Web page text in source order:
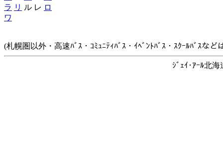
ラ リ ル レ ロ
ワ
(札幌圏以外・高速ﾊﾞｽ・ｺﾐｭﾆﾃｨﾊﾞｽ・ｲﾍﾞﾝﾄﾊﾞｽ・ｽｸｰﾙﾊﾞｽな
ｼﾞｪｲ･ｱｰﾙ北